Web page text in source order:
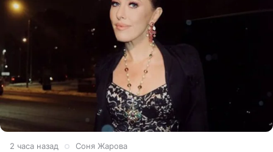
2 часа назад Соня Жарова